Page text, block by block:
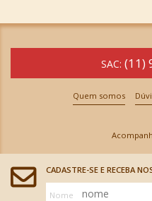
SAC: (11)
Quem somos
CADASTRE-SE E RECEBA
Nome